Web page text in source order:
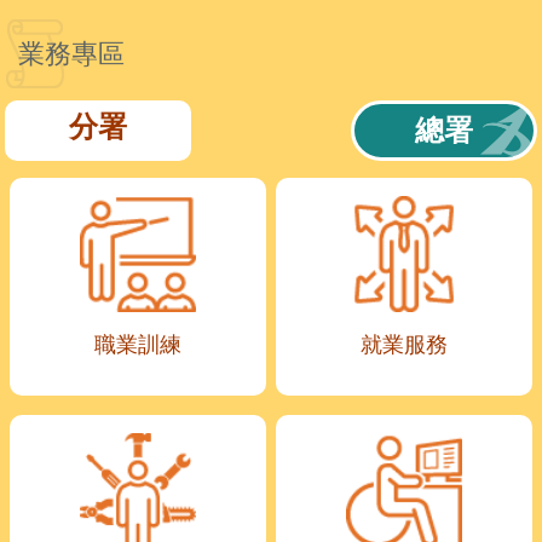
業務專區
分署 總署
職業訓練 就業服務